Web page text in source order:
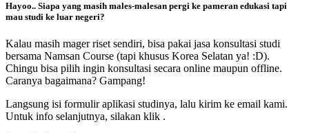
Hayoo.. Siapa yang masih males-malesan pergi ke pameran edukasi tapi
mau studi ke luar negeri?
Kalau masih mager riset sendiri, bisa pakai jasa konsultasi studi
bersama Namsan Course (tapi khusus Korea Selatan ya! :D).
Chingu bisa pilih ingin konsultasi secara online maupun offline.
Caranya bagaimana? Gampang!
Langsung isi formulir aplikasi studinya, lalu kirim ke email kami.
Untuk info selanjutnya, silakan klik .